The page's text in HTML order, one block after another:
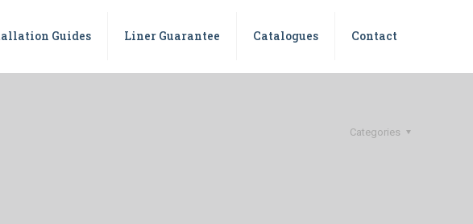
Guides Liner Guarantee Catalogues Contact
Categories